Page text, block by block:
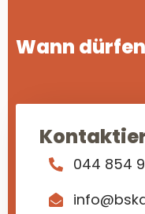
Wann
044 854